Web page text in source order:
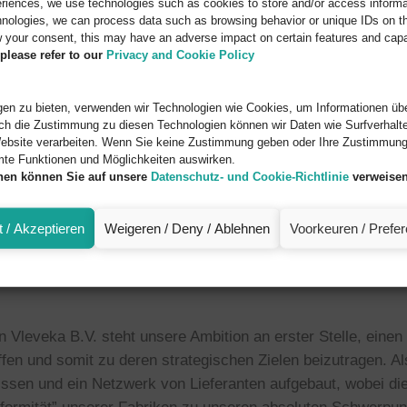
we can process data such as browsing behavior or unique IDs on
your consent, this may have an adverse impact on certain features and
refer to our Privacy and Cookie Policy
zu bieten, verwenden wir Technologien wie Cookies, um Informationen
die Zustimmung zu diesen Technologien können wir Daten wie
verarbeiten. Wenn Sie keine Zustimmung geben oder Ihre
Funktionen und Möglichkeiten auswirken.
können Sie auf unsere Datenschutz- und Cookie-Richtlinie
/ Akzeptieren Weigeren / Deny / Ablehnen Voorkeuren /
von einem engagierten und erfahrenen Team von 19
Vertriebszentrum. Unser Vertriebsbüro in Deutschland
europäische Einzelhändler in den Bereichen
Vleveka hat derzeit Kunden in etwa neun Ländern in
aufgebautes Netzwerk von Fabriken und
Vleveka B.V. steht unsere Ambition an erster Stelle,
und somit zu deren strategischen Zielen beizutragen.
und ein Netzwerk von Lieferanten aufgebaut, wobei